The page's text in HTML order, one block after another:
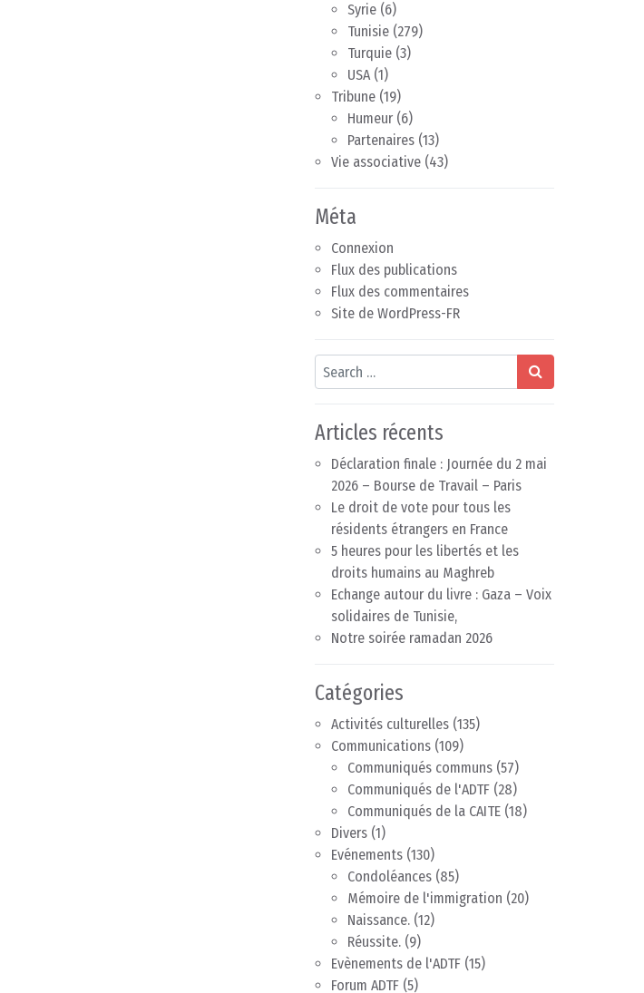
Syrie (6)
Tunisie (279)
Turquie (3)
USA(1)
Tribune (19)
Humeur (6)
Partenaires (13)
Vie associative (43)
Méta
Connexion
Flux des publications
Flux des commentaires
Site de WordPress-FR
Search
Articles récents
Déclaration finale : Journée du 2 mai
2026 – Bourse de Travail – Paris
Le droit de vote pour tous les
résidents étrangers en France
5 heures pour les libertés et les
droits humains au Maghreb
Echange autour du livre : Gaza – Voix
solidaires de Tunisie,
Notre soirée ramadan 2026
Catégories
Activités culturelles (135)
Communications (109)
Communiqués communs (57)
Communiqués de l'ADTF (28)
Communiqués de la CAITE (18)
Divers (1)
Evénements (130)
Condoléances (85)
Mémoire de l'immigration (20)
Naissance. (12)
Réussite. (9)
Evènements de l'ADTF (15)
Forum ADTF (5)